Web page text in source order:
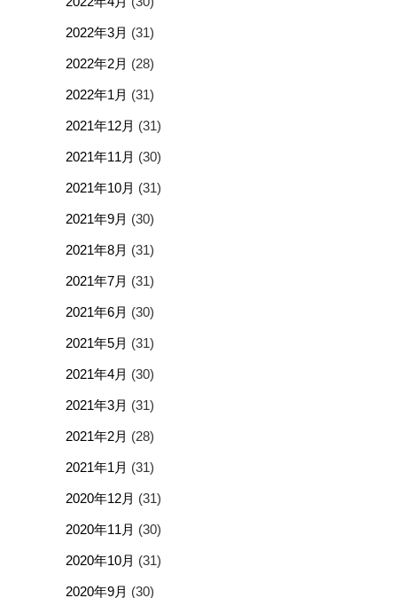
2022年3月 (31)
2022年2月 (28)
2022年1月 (31)
2021年12月 (31)
2021年11月 (30)
2021年10月 (31)
2021年9月 (30)
2021年8月 (31)
2021年7月 (31)
2021年6月 (30)
2021年5月 (31)
2021年4月 (30)
2021年3月 (31)
2021年2月 (28)
2021年1月 (31)
2020年12月 (31)
2020年11月 (30)
2020年10月 (31)
2020年9月 (30)